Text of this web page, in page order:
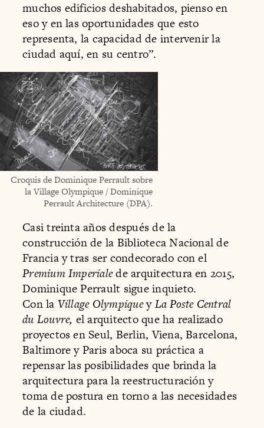
muchos edificios deshabitados, pienso en
eso y en las oportunidades que esto
representa, la capacidad de intervenir la
ciudad aquí, en su centro”.
Croquis de Dominique Perrault sobre
la Village Olympique / Dominique
Perrault Architecture (DPA).
Casi treinta años después de la
construcción de la Biblioteca Nacional de
Francia y tras ser condecorado con el
Premium Imperialede arquitectura en 2015,
Dominique Perrault sigue inquieto.
Con la Village OlympiqueyLa Poste Central
du Louvre, el arquitecto que ha realizado
proyectos en Seul, Berlin, Viena, Barcelona,
Baltimore y Paris aboca su práctica a
repensar las posibilidades que brinda la
arquitectura para la reestructuración y
toma de postura en torno a las necesidades
de la ciudad.